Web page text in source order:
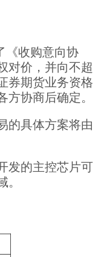
《收购意向协
对价，并向不超
券期货业务资格
协商后确定。
的具体方案将由
发的主控芯片可